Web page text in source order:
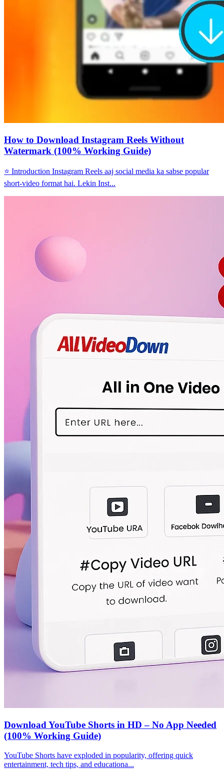
How to Download Instagram Reels Without
Watermark (100% Working Guide)
⭐ Introduction Instagram Reels aaj social media ka sabse popular
short-video format hai. Lekin Inst...
Download YouTube Shorts in HD – No App Needed
(100% Working Guide)
YouTube Shorts have exploded in popularity, offering quick
entertainment, tech tips, and educationa...